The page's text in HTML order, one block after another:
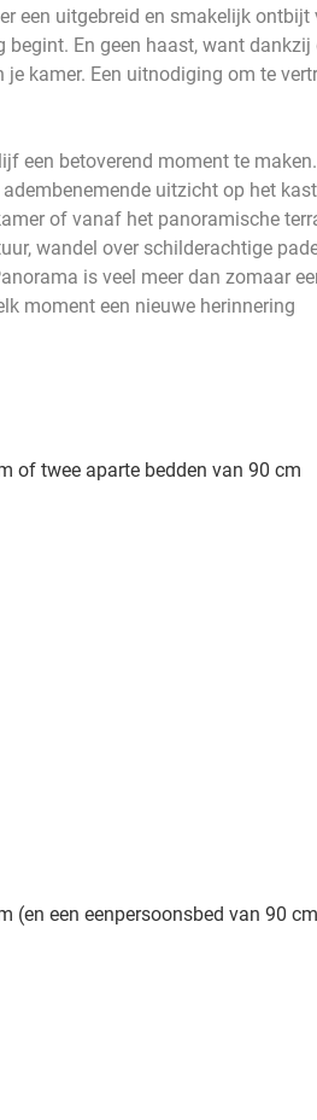
een uitgebreid en smakelijk ontbijt
begint. En geen haast, want dankzij
kamer. Een uitnodiging om te
een betoverend moment te maken.
uitzicht op het
of vanaf het panoramische
wandel over schilderachtige
is veel meer dan zomaar
moment een nieuwe herinnering
of twee aparte bedden van 90 cm
(en een eenpersoonsbed van 90